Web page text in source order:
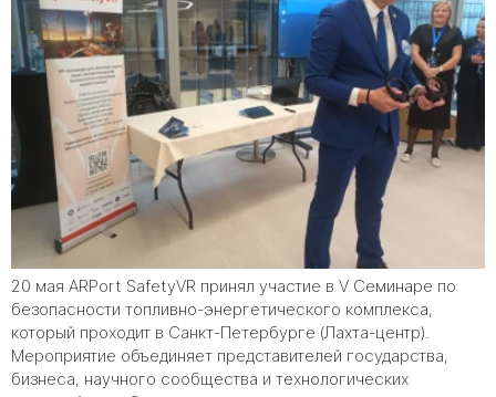
20 мая ARPort SafetyVR принял участие в V Семинаре по
безопасности топливно-энергетического комплекса,
который проходит в Санкт-Петербурге (Лахта-центр).
Мероприятие объединяет представителей государства,
бизнеса, научного сообщества и технологических